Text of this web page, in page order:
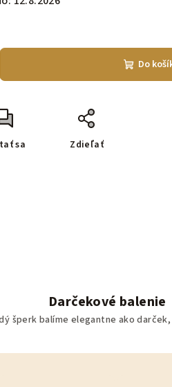
Do
sa Zdieľať
Darčekové balenie
šperk balíme elegantne ako